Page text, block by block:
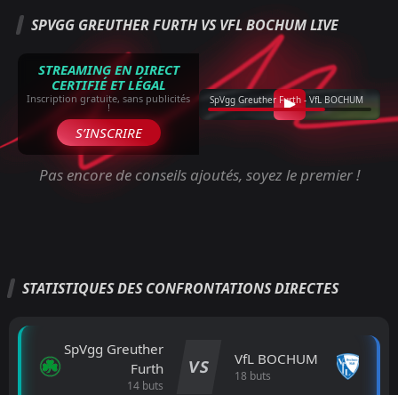
SPVGG GREUTHER FURTH VS VFL BOCHUM LIVE
STREAMING EN DIRECT
CERTIFIÉ ET LÉGAL
Inscription gratuite, sans publicités
!
S’INSCRIRE
SpVgg Greuther Furth - VfL BOCHUM
Pas encore de conseils ajoutés, soyez le premier !
STATISTIQUES DES CONFRONTATIONS DIRECTES
SpVgg Greuther
Furth
14 buts
VS VfL BOCHUM
18 buts